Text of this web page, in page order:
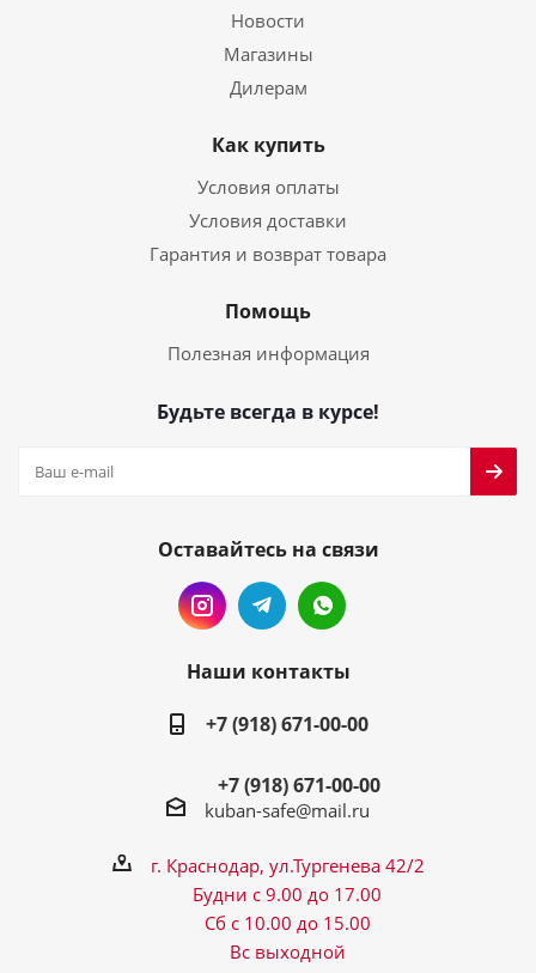
Новости
Магазины
Дилерам
Как купить
Условия оплаты
Условия доставки
Гарантия и возврат товара
Помощь
Полезная информация
Будьте всегда в курсе!
Оставайтесь на связи
Наши контакты
+7 (918) 671-00-00
+7 (918) 671-00-00
kuban-safe@mail.ru
г. Краснодар, ул.Тургенева 42/2
Будни с 9.00 до 17.00
Сб с 10.00 до 15.00
Вс выходной